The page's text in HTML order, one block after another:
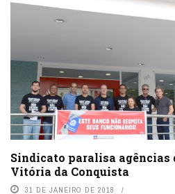
Sindicato paralisa agências
Vitória da Conquista
31 DE JANEIRO DE 2018